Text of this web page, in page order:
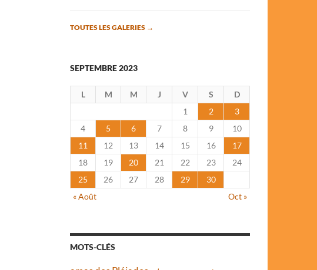
TOUTES LES GALERIES →
SEPTEMBRE 2023
L M M J V S
D
1
2
3
4
5 6 7 8 9
10
11
12 13 14 15 16
17
18
19 20 21 22 23
24
25
26 27 28 29
30
« Août
Oct »
MOTS-CLÉS